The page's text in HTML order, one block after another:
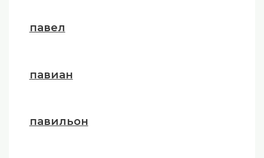
павел
павиан
павильон